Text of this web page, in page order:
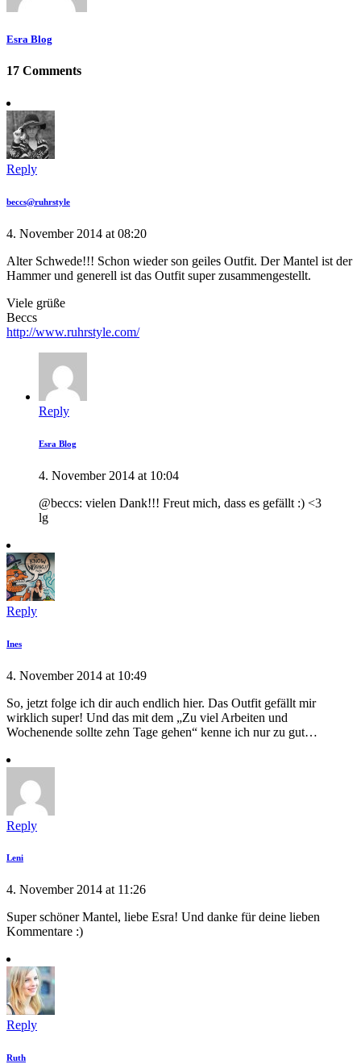
Esra Blog
17 Comments
Reply
beccs@ruhrstyle
4. November 2014 at 08:20
Alter Schwede!!! Schon wieder son geiles Outfit. Der Mantel ist der
Hammer und generell ist das Outfit super zusammengestellt.
Viele grüße
Beccs
http://www.ruhrstyle.com/
Reply
Esra Blog
4. November 2014 at 10:04
@beccs: vielen Dank!!! Freut mich, dass es gefällt :) <3
lg
Reply
Ines
4. November 2014 at 10:49
So, jetzt folge ich dir auch endlich hier. Das Outfit gefällt mir
wirklich super! Und das mit dem „Zu viel Arbeiten und
Wochenende sollte zehn Tage gehen“ kenne ich nur zu gut…
Reply
Leni
4. November 2014 at 11:26
Super schöner Mantel, liebe Esra! Und danke für deine lieben
Kommentare :)
Reply
Ruth